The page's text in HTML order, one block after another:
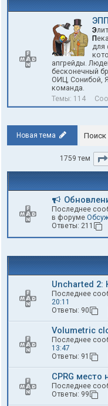
Э
П
для
апгрейды.
бесконечный
ОИЦ, Сонибой,
команда.
Темы: 114
Новая тема
1759 тем
Последнее
в форуме
Ответы: 211
Uncharted 2:
Последнее
20:11
Ответы: 90
Volumetric
Последнее
13:47
Ответы: 91
CPRG место
Последнее
Ответы: 99